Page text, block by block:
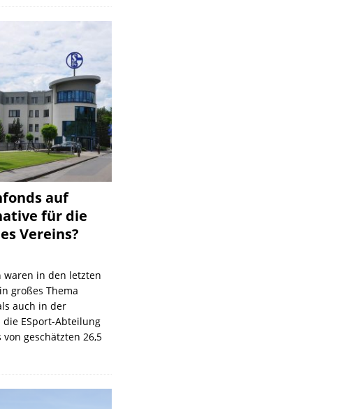
auf
für die
Vereins?
waren in den letzten
großes Thema
auch in der
die ESport-Abteilung
geschätzten 26,5